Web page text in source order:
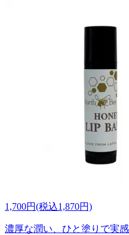
1,700円(税込1,870円)
濃厚な潤い、ひと塗りで実